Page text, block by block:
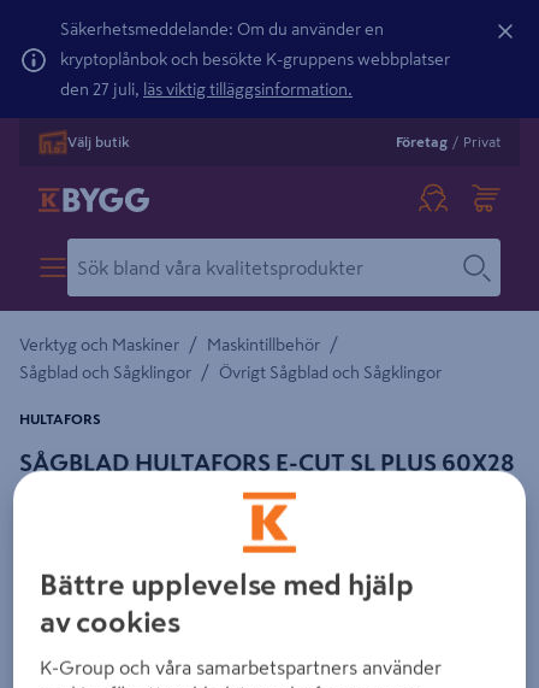
Säkerhetsmeddelande: Om du använder en
kryptoplånbok och besökte K-gruppens webbplatser
den 27 juli, läs viktig tilläggsinformation.
Välj butik Företag / Privat
Verktyg och Maskiner / Maskintillbehör /
Sågblad och Sågklingor / Övrigt Sågblad och Sågklingor
SÅGBLAD HULTAFORS E-CUT SL PLUS 60X28
HULTAFORS
Detaljerad beskrivning finns i produktbeskrivningsområdet
Bättre upplevelse med hjälp
av cookies
K-Group och våra samarbetspartners använder